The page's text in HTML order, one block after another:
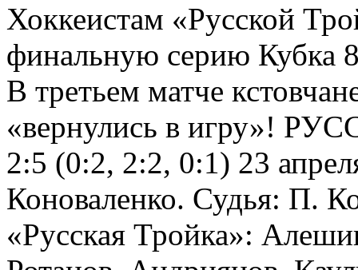
Хоккеистам «Русской
финальную серию Кубка
В третьем матче
«вернулись в игру»!
2:5 (0:2, 2:2, 0:1) 23
Коноваленко. Судья: П.
«Русская Тройка»: